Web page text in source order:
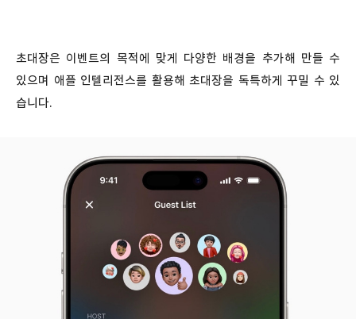
초대장은 이벤트의 목적에 맞게 다양한 배경을 추가해 만들 수
있으며 애플 인텔리전스를 활용해 초대장을 독특하게 꾸밀 수 있
습니다.